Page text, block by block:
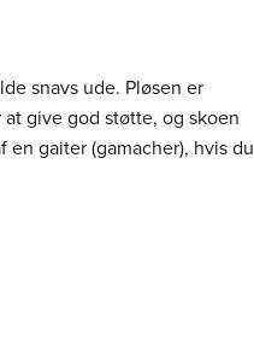
snavs ude. Pløsen er
give god støtte, og skoen
gaiter (gamacher), hvis du